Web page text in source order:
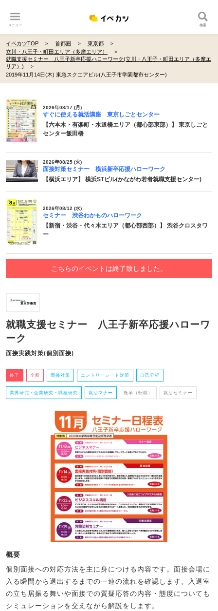
メニュー 検索
イベカツTOP 首都圏
東京都
立川・八王子・町田エリア（多摩エリア）
就職支援セミナー 八王子新卒応援ハローワーク(立川・八王子・町田エリア（多摩エ
リア）)
2019年11月14日(木) 東急スクエアビル(八王子市学園都市センター)
2026年08/17 (月)
すぐに使える就活講座 東京しごとセンター
【六本木・有楽町・水道橋エリア（都心部東部）】 東京しごと
センター飯田橋
2026年08/25 (火)
面接対策セミナー 横浜新卒応援ハローワーク
【横浜エリア】 横浜STビル(かながわ若者就職支援センター)
2026年08/12 (水)
セミナー 渋谷わかものハローワーク
【新宿・渋谷・代々木エリア（都心部西部）】 渋谷クロスタワ
ー
こちらのイベントは終了致しました。
就職支援セミナー 八王子新卒応援ハローワ
ーク
面接実践対策(個別面接)
終了 全般 面接対策 エントリーシート対策 自己分析
業界研究・企業研究・職種研究 就活マナー 既卒（転職） 就活セミナー
概要
個別面接への対応方法を主に身につける内容です。面接会場に
入る瞬間から退出するまでの一連の流れを確認します。入退室
の立ち居振る舞いや面接での質疑応答の内容・態度についても
シミュレーションを交えながら解説をします。